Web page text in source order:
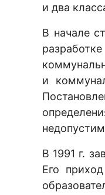
и два
В начале
и
В 1991 г.
Его